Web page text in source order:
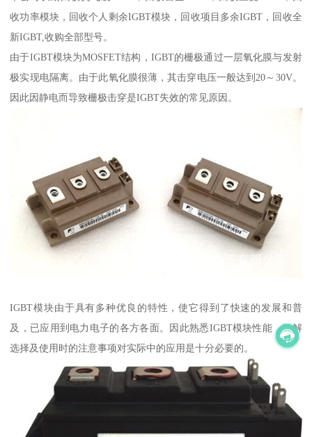
收功率模块，回收个人剩余IGBT模块，回收项目多余IGBT，回收全
新IGBT,收购全部型号。
由于IGBT模块为MOSFET结构，IGBT的栅极通过一层氧化膜与发射
极实现电隔离。由于此氧化膜很薄，其击穿电压一般达到20～30V。
因此因静电而导致栅极击穿是IGBT失效的常见原因。
IGBT模块由于具有多种优良的特性，使它得到了快速的发展和普
及，已应用到电力电子的各方各面。因此熟悉IGBT模块性能，了解
选择及使用时的注意事项对实际中的应用是十分必要的。